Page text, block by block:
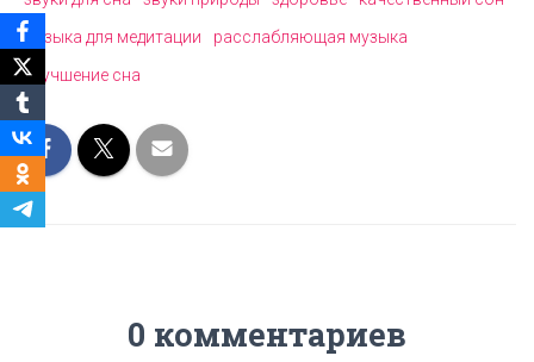
музыка для медитации
расслабляющая музыка
улучшение сна
0 комментариев